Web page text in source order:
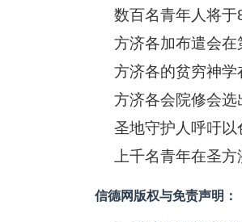
数百名青年人将
方济各加布遣会
方济各的贫穷神学
方济各会院修会选
圣地守护人呼吁
上千名青年在圣
信德网版权与免责声明：